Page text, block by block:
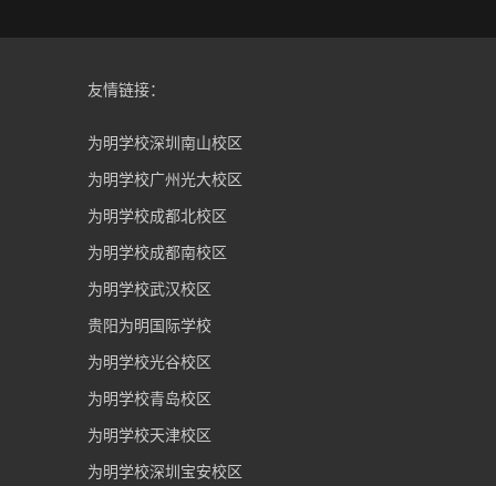
友情链接：
为明学校深圳南山校区
为明学校广州光大校区
为明学校成都北校区
为明学校成都南校区
为明学校武汉校区
贵阳为明国际学校
为明学校光谷校区
为明学校青岛校区
为明学校天津校区
为明学校深圳宝安校区